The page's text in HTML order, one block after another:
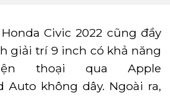
Civic 2022 cũng đầy
giải trí 9 inch có khả năng
thoại qua Apple
Auto không dây. Ngoài ra,